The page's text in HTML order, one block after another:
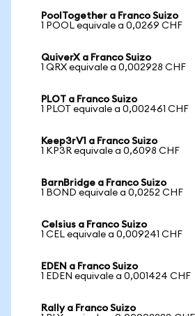
PoolTogether a Franco Suizo
1 POOL equivale a 0,0269 CHF
QuiverX a Franco Suizo
1 QRX equivale a 0,002928 CHF
PLOT a Franco Suizo
1 PLOT equivale a 0,002461 CHF
Keep3rV1 a Franco Suizo
1 KP3R equivale a 0,6098 CHF
BarnBridge a Franco Suizo
1 BOND equivale a 0,0252 CHF
Celsius a Franco Suizo
1 CEL equivale a 0,009241 CHF
EDEN a Franco Suizo
1 EDEN equivale a 0,001424 CHF
Rally a Franco Suizo